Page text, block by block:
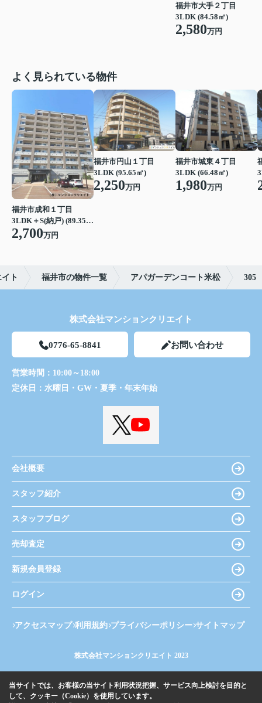
福井市大手２丁目
3LDK (84.58㎡)
2,580万円
よく見られている物件
福井市成和１丁目
3LDK＋S(納戸) (89.35㎡)
2,700万円
福井市円山１丁目
3LDK (95.65㎡)
2,250万円
福井市城東４丁目
3LDK (66.48㎡)
1,980万円
ト 福井市の物件一覧 アパガーデンコート米松 305
株式会社マンションクリエイト
0776-65-8841 お問い合わせ
営業時間： 10:00～18:00
定休日： 水曜日・GW・夏季・年末年始
会社概要
スタッフ紹介
スタッフブログ
売却査定
新規会員登録
ログイン
アクセスマップ 利用規約 プライバシーポリシー サイトマップ
株式会社マンションクリエイト 2023
当サイトでは、お客様の当サイト利用状況把握、サービス向上検討を目的と
して、クッキー（Cookie）を使用しています。